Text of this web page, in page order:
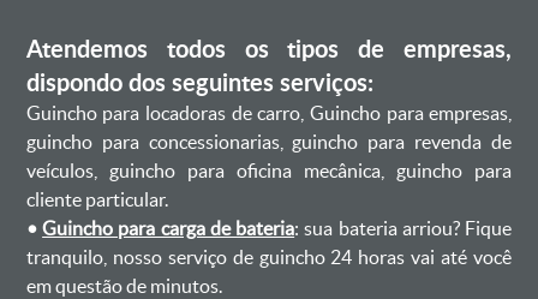
Atendemos todos os tipos de empresas,
dispondo dos seguintes serviços:
Guincho para locadoras de carro, Guincho para empresas,
guincho para concessionarias, guincho para revenda de
veículos, guincho para oficina mecânica, guincho para
cliente particular.
•Guincho para carga de bateria: sua bateria arriou? Fique
tranquilo, nosso serviço de guincho 24 horas vai até você
em questão de minutos.